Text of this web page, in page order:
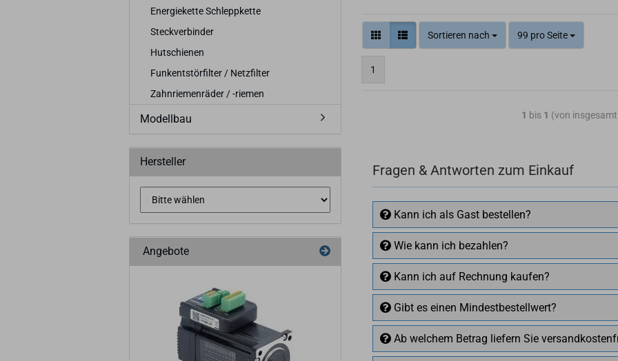
Sortieren nach 99 pro Seite
1
1 bis 1 (von insgesamt
Fragen & Antworten zum Einkauf
Kann ich als Gast bestellen?
Wie kann ich bezahlen?
Kann ich auf Rechnung kaufen?
Gibt es einen Mindestbestellwert?
Ab welchem Betrag liefern Sie
Energiekette Schleppkette
Steckverbinder
Hutschienen
Funkentstörfilter / Netzfilter
Zahnriemenräder / -riemen
Modellbau
Hersteller
Angebote